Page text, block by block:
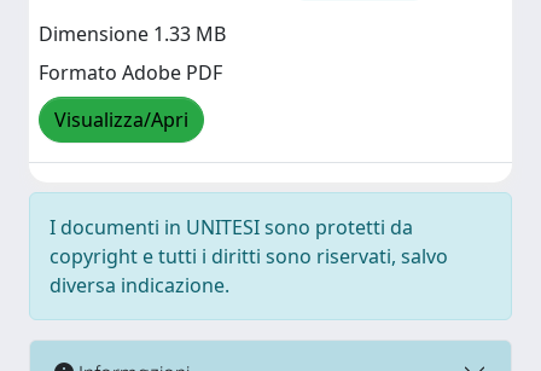
Dimensione 1.33 MB
Formato Adobe PDF
Visualizza/Apri
I documenti in UNITESI sono protetti da
copyright e tutti i diritti sono riservati, salvo
diversa indicazione.